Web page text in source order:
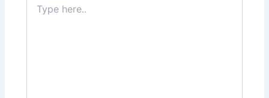
here..